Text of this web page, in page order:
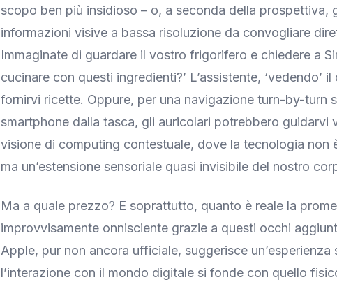
scopo ben più insidioso – o, a seconda della prospettiva,
informazioni visive a bassa risoluzione da convogliare
Immaginate di guardare il vostro frigorifero e chiedere a
cucinare con questi ingredienti?’ L’assistente, ‘vedendo’
fornirvi ricette. Oppure, per una navigazione turn-by-turn
smartphone dalla tasca, gli auricolari potrebbero guidarvi
visione di computing contestuale, dove la tecnologia non
ma un’estensione sensoriale quasi invisibile del nostro
Ma a quale prezzo? E soprattutto, quanto è reale la
improvvisamente onnisciente grazie a questi occhi
Apple, pur non ancora ufficiale, suggerisce
l’interazione con il mondo digitale si fonde con quello